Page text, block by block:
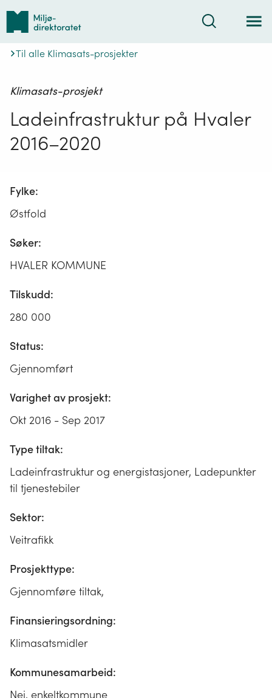
Tilbake
forsiden
Søk
Til alle Klimasats-prosjekter
Klimasats-prosjekt
Ladeinfrastruktur på Hvaler
2016–2020
Fylke:
Østfold
Søker:
HVALER KOMMUNE
Tilskudd:
280 000
Status:
Gjennomført
Varighet av prosjekt:
Okt 2016 - Sep 2017
Type tiltak:
Ladeinfrastruktur og energistasjoner, Ladepunkter
til tjenestebiler
Sektor:
Veitrafikk
Prosjekttype:
Gjennomføre tiltak,
Finansieringsordning:
Klimasatsmidler
Kommunesamarbeid:
Nei, enkeltkommune